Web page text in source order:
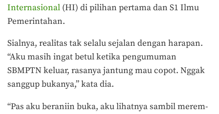
Internasional (HI) di pilihan pertama dan S1 Ilmu
Pemerintahan.
Sialnya, realitas tak selalu sejalan dengan harapan.
“Aku masih ingat betul ketika pengumuman
SBMPTN keluar, rasanya jantung mau copot. Nggak
sanggup bukanya,” kata dia.
“Pas aku beraniin buka, aku lihatnya sambil merem-